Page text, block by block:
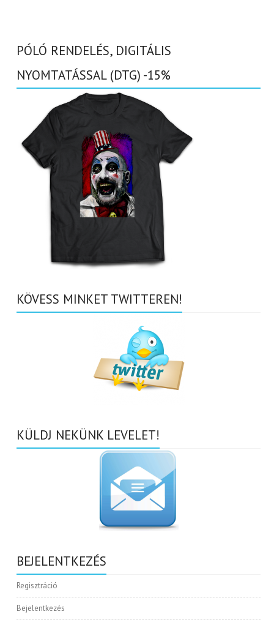
PÓLÓ RENDELÉS, DIGITÁLIS
NYOMTATÁSSAL (DTG) -15%
KÖVESS MINKET TWITTEREN!
KÜLDJ NEKÜNK LEVELET!
BEJELENTKEZÉS
Regisztráció
Bejelentkezés